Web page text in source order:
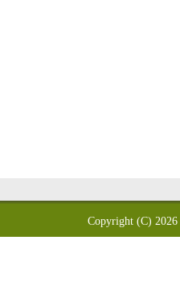
Copyright (C) 2026